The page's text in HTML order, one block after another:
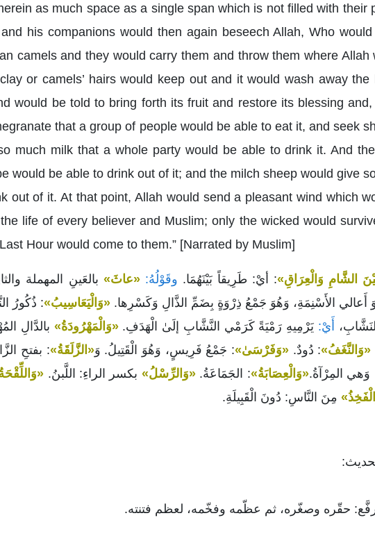
as much space as a single span which is not filled with their
his companions would then again beseech Allah, Who
camels and they would carry them and throw them where Allah
or camels’ hairs would keep out and it would wash away the
would be told to bring forth its fruit and restore its blessing
that a group of people would be able to eat it, and seek
much milk that a whole party would be able to drink it. And
would be able to drink out of it; and the milch sheep would give
out of it. At that point, Allah would send a pleasant wind which
life of every believer and Muslim; only the wicked would
Hour would come to them.” [Narrated by Muslim]
الشَّامِ وَالْعِرَاقِ»: أيْ: طَرِيقاً بَيْنَهُمَا. وقَوْلُهُ: «عاثَ» بالعَينِ المهملة
أَعالي الأَسْنِمَةِ، وَهُوَ جَمْعُ ذِرْوَةٍ بِضَمِّ الذَّالِ وَكَسْرِها. «وَالْيَعَاسِيبُ»: ذُكُورُ
أَيْ: يَرْمِيهِ رَمْيَةً كَرَمْي النَّشَّابِ إلَىٰ الْهَدَفِ.«وَالْمَهْرُودَةُ» بالدَّالِ
«وَالنَّغَفُ»: دُودٌ.«وَفَرْسَىٰ»: جَمْعُ فَرِيسٍ، وَهُوَ الْقَتِيلُ. وَ«الزَّلَقَةُ»: بفتحِ
وَهي المِرْآةُ.«وَالْعِصَابَةُ»: الجَمَاعَةُ.«وَالرِّسْلُ» بكسر الراءِ: اللَّبنُ.
مِنَ النَّاسِ: دُونَ الْقَبِيلَةِ.
حقّره وصغّره، ثم عظّمه وفخّمه، لعظم فتنته.